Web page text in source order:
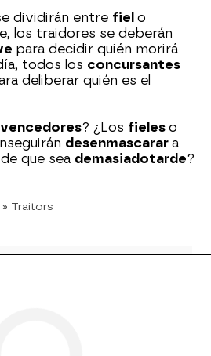
dividirán entre fiel o
los traidores se deberán
para decidir quién morirá
todos los concursantes
deliberar quién es el
vencedores? ¿Los fieles o
desenmascarar a
que sea demasiadotarde?
» Traitors